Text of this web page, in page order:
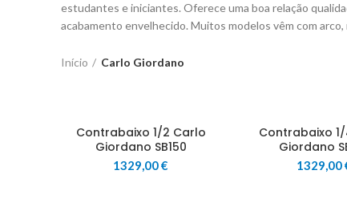
estudantes e iniciantes. Oferece uma boa relação
acabamento envelhecido. Muitos modelos vêm com
Início Carlo Giordano
Contrabaixo 1/2 Carlo
Giordano SB150
1329,00€
Contrabaixo
Giordano
1329,00